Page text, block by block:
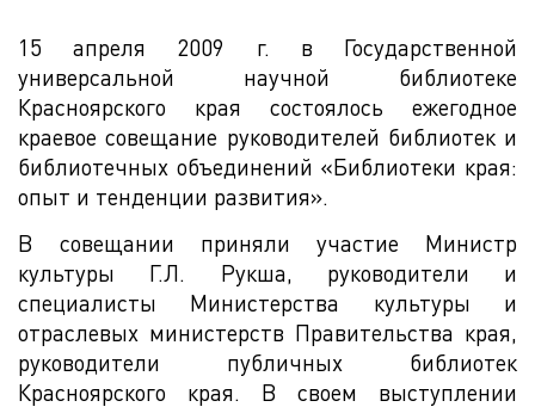
15 апреля 2009 г. в Государственной
универсальной научной библиотеке
Красноярского края состоялось ежегодное
краевое совещание руководителей библиотек и
библиотечных объединений «Библиотеки края:
опыт и тенденции развития».
В совещании приняли участие Министр
культуры Г.Л. Рукша, руководители и
специалисты Министерства культуры и
отраслевых министерств Правительства края,
руководители публичных библиотек
Красноярского края. В своем выступлении